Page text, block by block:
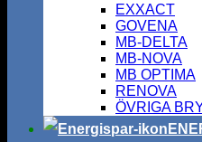
EXXACT
GOVENA
MB-DELTA
MB-NOVA
MB OPTIMA
RENOVA
ÖVRIGA